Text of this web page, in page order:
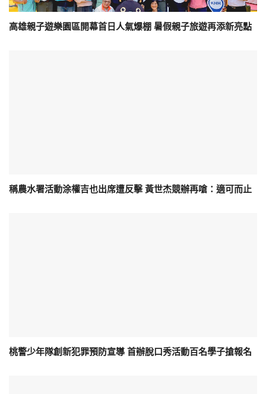
高雄親子遊樂園區開幕首日人氣爆棚 暑假親子旅遊再添新亮點
稱農水署活動涂權吉也出席遭反擊 黃世杰競辦再嗆：適可而止
桃警少年隊創新犯罪預防宣導 首辦脫口秀活動百名學子搶報名